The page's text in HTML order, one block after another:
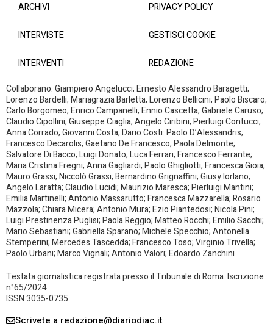
ARCHIVI
INTERVISTE
INTERVENTI
PRIVACY POLICY
GESTISCI COOKIE
REDAZIONE
Collaborano: Giampiero Angelucci; Ernesto Alessandro Baragetti;
Lorenzo Bardelli; Mariagrazia Barletta; Lorenzo Bellicini; Paolo Biscaro;
Carlo Borgomeo; Enrico Campanelli; Ennio Cascetta; Gabriele Caruso;
Claudio Cipollini; Giuseppe Ciaglia; Angelo Ciribini; Pierluigi Contucci;
Anna Corrado; Giovanni Costa; Dario Costi: Paolo D’Alessandris;
Francesco Decarolis; Gaetano De Francesco; Paola Delmonte;
Salvatore Di Bacco; Luigi Donato; Luca Ferrari; Francesco Ferrante;
Maria Cristina Fregni; Anna Gagliardi; Paolo Ghigliotti; Francesca Gioia;
Mauro Grassi; Niccolò Grassi; Bernardino Grignaffini; Giusy Iorlano;
Angelo Laratta; Claudio Lucidi; Maurizio Maresca; Pierluigi Mantini;
Emilia Martinelli; Antonio Massarutto; Francesca Mazzarella; Rosario
Mazzola; Chiara Micera; Antonio Mura; Ezio Piantedosi; Nicola Pini;
Luigi Prestinenza Puglisi; Paola Reggio; Matteo Rocchi; Emilio Sacchi;
Mario Sebastiani; Gabriella Sparano; Michele Specchio; Antonella
Stemperini; Mercedes Tascedda; Francesco Toso; Virginio Trivella;
Paolo Urbani; Marco Vignali; Antonio Valori; Edoardo Zanchini
Testata giornalistica registrata presso il Tribunale di Roma. Iscrizione
n°65/2024.
ISSN 3035-0735
Scrivete a redazione@diariodiac.it